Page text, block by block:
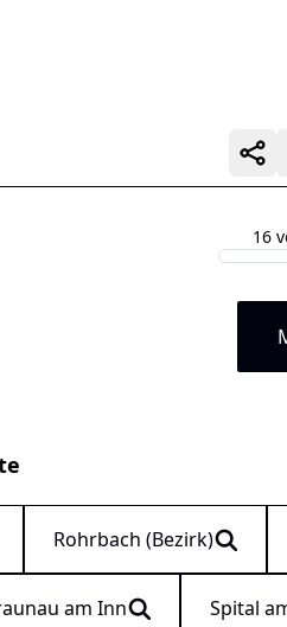
16
Rohrbach (Bezirk)
am Inn Spital